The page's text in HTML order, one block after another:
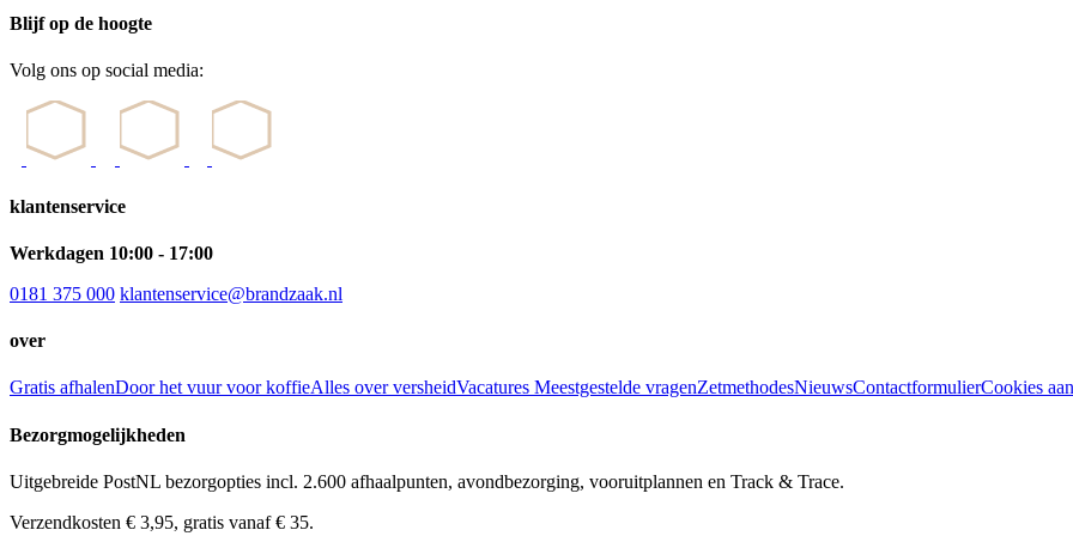
Blijf op de hoogte
Volg ons op social media:
klantenservice
Werkdagen 10:00 - 17:00
0181 375 000 klantenservice@brandzaak.nl
over
Gratis afhalenDoor het vuur voor koffieAlles over versheidVacatures Meestgestelde vragenZetmethodesNieuwsContactformulierCookies
Bezorgmogelijkheden
Uitgebreide PostNL bezorgopties incl. 2.600 afhaalpunten, avondbezorging, vooruitplannen en Track & Trace.
Verzendkosten € 3,95, gratis vanaf € 35.